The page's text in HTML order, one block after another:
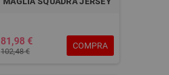
81,98 €
102,48 €
COMPRA